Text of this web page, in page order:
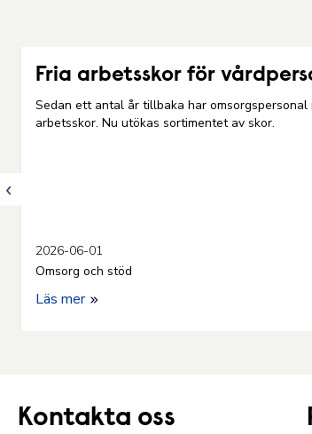
Fria arbetsskor för
Sedan ett antal år tillbaka har
arbetsskor. Nu utökas sortimentet av skor.
2026-06-01
Omsorg och stöd
Läs mer
Kontakta oss